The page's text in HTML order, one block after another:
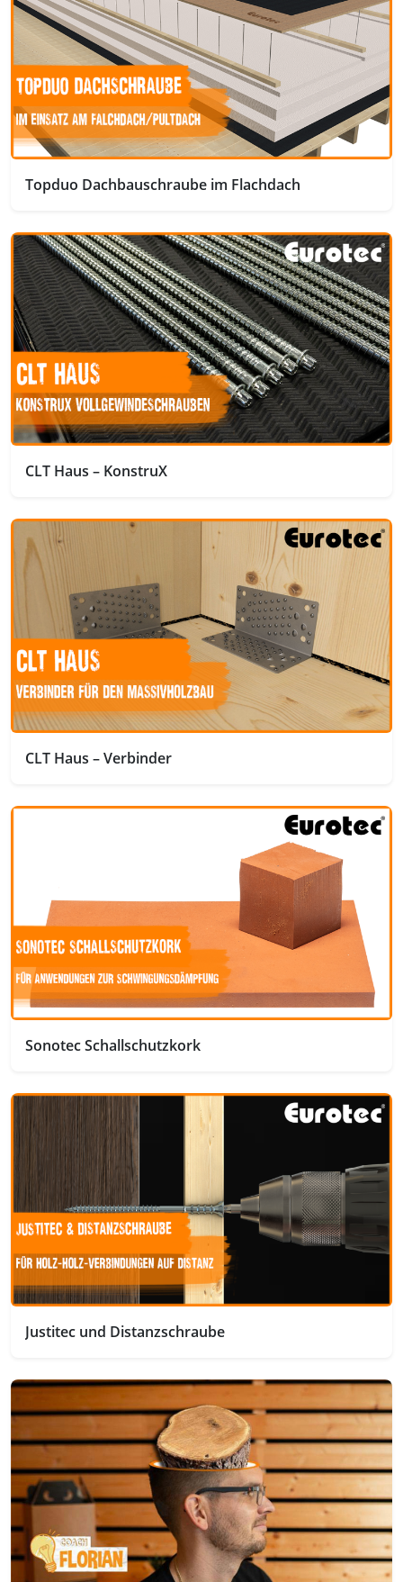
Topduo Dachbauschraube im Flachdach
CLT Haus – KonstruX
CLT Haus – Verbinder
Sonotec Schallschutzkork
Justitec und Distanzschraube